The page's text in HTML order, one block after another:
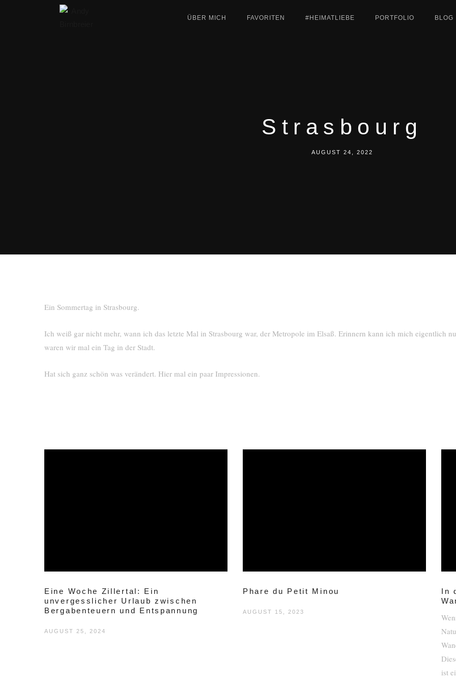
ÜBER MICH FAVORITEN #HEIMATLIEBE PORTFOLIO BLOG
Strasbourg
AUGUST 24, 2022
Ein Sommertag in Strasbourg.
Ich weiß gar nicht mehr, wann ich das letzte Mal in Strasbourg war, der Metropole im Elsaß. Erinnern kann ich mich eigentlich
waren wir mal ein Tag in der Stadt.
Hat sich ganz schön was verändert. Hier mal ein paar Impressionen.
Eine Woche Zillertal: Ein
unvergesslicher Urlaub zwischen
Bergabenteuern und Entspannung
AUGUST 25, 2024
Phare du Petit Minou
AUGUST 15, 2023
In
ist